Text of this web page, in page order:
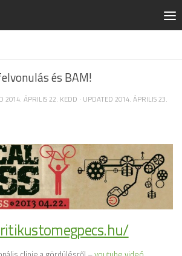
és BAM!
2014. ÁPRILIS 22. KEDD · UPDATED 2014. ÁPRILIS 23.